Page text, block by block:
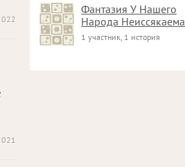
Фантазия У Нашего
Народа Неиссякаема
1 участник, 1 история